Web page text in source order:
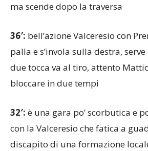
ma scende dopo la traversa
36′: bell’azione Valceresio con
palla e s’invola sulla destra,
due tocca va al tiro, attento
bloccare in due tempi
32′: è una gara po’ scorbutica e
con la Valceresio che fatica a
discapito di una formazione